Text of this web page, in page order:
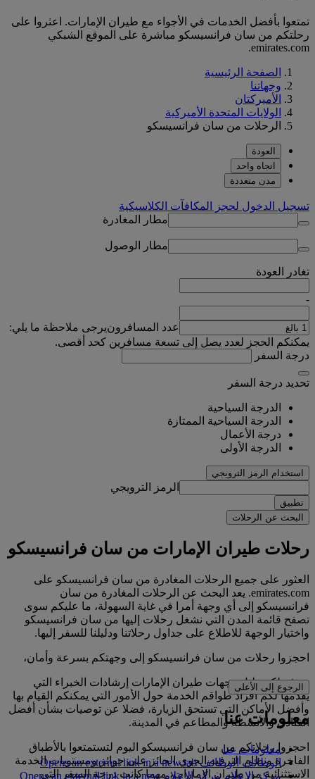
تمتعوا بأفضل الخدمات في الأجواء مع طيران الإمارات. اعثروا على
رحلتكم من سان فرانسيسكو مباشرة على الموقع الشبكي
emirates.com.
الصفحة الرئيسية
وجهاتنا
الأميركتان
الولايات المتحدة الأميركية
الرحلات من سان فرانسيسكو
العودة
اتجاه واحد
مدن متعددة
تسجيل الدخول لحجز المكافآت الكلاسيكية
مطار المغادرة
مطار الوصول
تغادر العودة
-
عدد المسافرونيرجى ملاحظة ما يلي:
يمكنكم الحجز لعدد يصل إلى تسعة مسافرين كحد أقصى.
درجة السفر
تحديد درجة السفر
الدرجة السياحية
الدرجة السياحية الممتازة
درجة الأعمال
الدرجة الأولى
استخدام الرمز الترويجي
الرمز الترويجي
تطبيق
البحث عن الرحلات
رحلات طيران الإمارات من سان فرانسيسكو
العثور على جميع الرحلات المغادرة من سان فرانسيسكو على
emirates.com. يعد البحث عن الرحلات المغادرة من سان
فرانسيسكو إلى أي وجهة أمرا في غاية السهولة، ما عليكم سوى
تصفح قائمة المدن التي نشغل رحلات إليها من سان فرانسيسكو
واختيار الوجهة للاطلاع على جداول رحلاتنا ودليلنا للسفر إليها.
احجزوا رحلات من سان فرانسيسكو إلى وجهتكم بسرعة وأمان،
ويوفر لكم دليل وجهات طيران الإمارات إرشادات الخبراء التي
يقدمها لكم أفراد طواقم الخدمة حول الأمور التي يمكنكم القيام بها
وأفضل الأماكن التي تستحق الزيارة، فضلا عن توصيات بشأن أفضل
الفنادق والأنشطة والمطاعم في المدينة.
احجزوا رحلاتكم من سان فرانسيسكو اليوم لتستمتعوا بالأطباق
الفاخرة ونظام الترفيه الجوي الحائز على جوائز ومستويات الخدمة
الاستثنائية من طيران الإمارات، مهما كانت درجة السفر التي
الرجوع إلى الأعلى
معلومات عنا
معلومات عنا
الوظائفالوظائف Opens an external link in a new tab
مركز الإعلام
مركز الإعلام Opens an external link in a new